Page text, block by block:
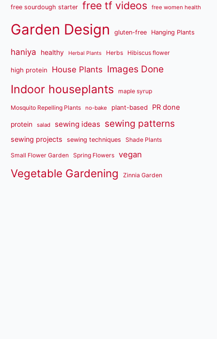
free sourdough starter free tf videos free women health
Garden Design gluten-free Hanging Plants
haniya healthy Herbal Plants Herbs Hibiscus flower
high protein House Plants Images Done
Indoor houseplants maple syrup
Mosquito Repelling Plants no-bake plant-based PR done
protein salad sewing ideas sewing patterns
sewing projects sewing techniques Shade Plants
Small Flower Garden Spring Flowers vegan
Vegetable Gardening Zinnia Garden